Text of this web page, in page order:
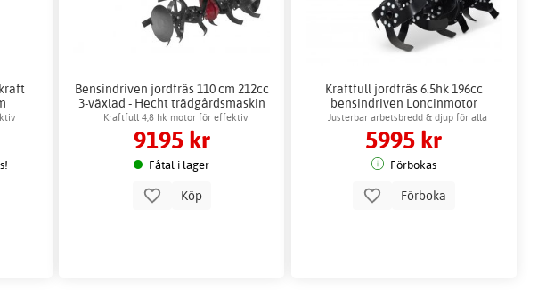
Bensindriven jordfräs 110 cm 212cc
3-växlad - Hecht trädgårdsmaskin
Kraftfull 4,8 hk motor för effektiv
jordbearbetning
9195 kr
Fåtal i lager
Köp
Kraftfull jordfräs 6.5hk 196cc
bensindriven Loncinmotor
Justerbar arbetsbredd & djup för alla
jordtyper
5995 kr
Förbokas
Förboka